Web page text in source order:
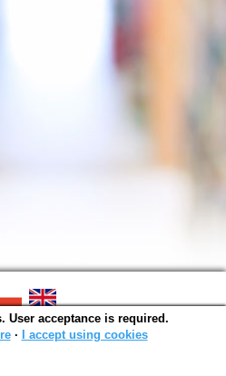
v. 4.9.11 (2024-07-03)
in 0,0029 s.
User acceptance is required.
∙ I accept using cookies